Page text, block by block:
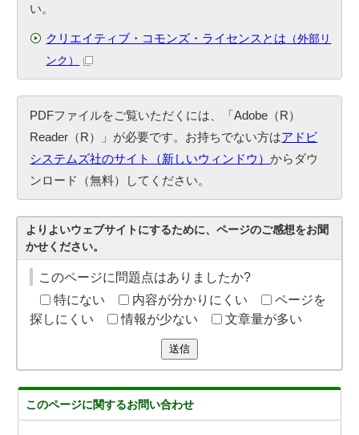
い。
クリエイティブ・コモンズ・ライセンスとは （外部リ
ンク）
PDFファイルをご覧いただくには、「Adobe（R）
Reader（R）」が必要です。お持ちでない方はアドビ
システムズ社のサイト（新しいウィンドウ）からダウ
ンロード（無料）してください。
よりよいウェブサイトにするために、ページのご感想をお聞
かせください。
このページに問題点はありましたか?
特にない
内容が分かりにくい
ページを
探しにくい
情報が少ない 文章量が多い
送信
このページに関するお問い合わせ